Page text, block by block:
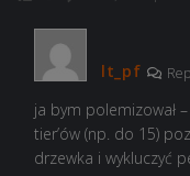
lt_pf
ja bym polemizował
tier’ów (np. do 15)
drzewka i wykluczyć